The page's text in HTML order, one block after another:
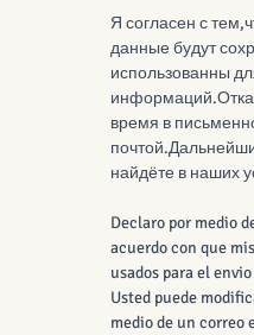
Я согласен с
данные будут
использованны
время в
найдёте в наших
Declaro por medio
acuerdo con que
usados para el
Usted puede
medio de un correo